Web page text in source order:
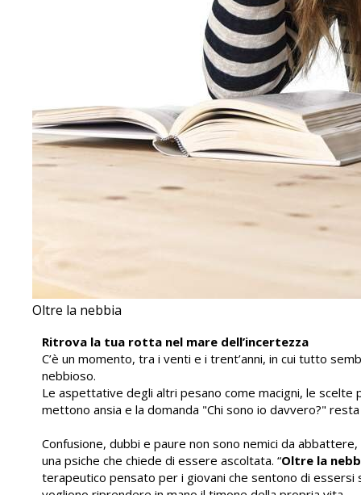
Oltre la nebbia
Ritrova la tua rotta nel mare dell’incertezza
C’è un momento, tra i venti e i trent’anni, in cui tutto
nebbioso.
Le aspettative degli altri pesano come macigni, le scelte
mettono ansia e la domanda "Chi sono io davvero?"
Confusione, dubbi e paure non sono nemici da abbattere,
una psiche che chiede di essere ascoltata. “Oltre la
terapeutico pensato per i giovani che sentono di essersi